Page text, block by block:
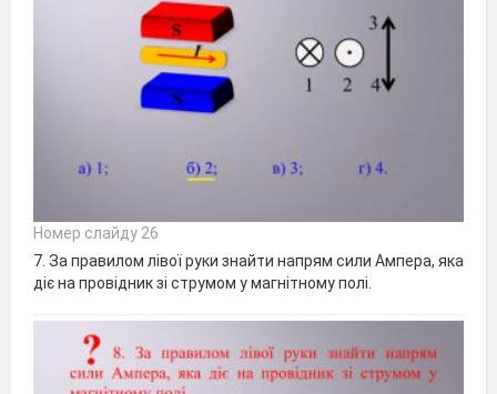
Номер слайду 26
7. За правилом лівої руки знайти напрям сили Ампера, яка
діє на провідник зі струмом у магнітному полі.